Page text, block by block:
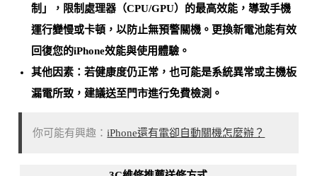
制」，限制處理器（CPU/GPU）的最高效能，導致手機
運行變慢或卡頓，以防止無預警關機。 更換新電池能有效
回復您的iPhone效能與使用體驗 。
其他因素：若健康度仍正常，也可能是系統異常或主機板
漏電所致 ，建議送至門市進行免費檢測。
你可能有興趣：iPhone還有電卻自動關機怎麼辦？